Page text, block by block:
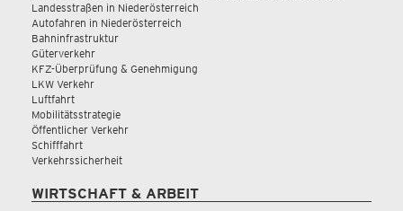
Landesstraßen in Niederösterreich
Autofahren in Niederösterreich
Bahninfrastruktur
Güterverkehr
KFZ-Überprüfung & Genehmigung
LKW Verkehr
Luftfahrt
Mobilitätsstrategie
Öffentlicher Verkehr
Schifffahrt
Verkehrssicherheit
WIRTSCHAFT & ARBEIT